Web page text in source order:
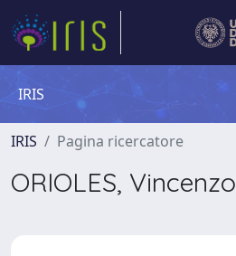
IRIS
IRIS Pagina ricercatore
ORIOLES, Vincenzo